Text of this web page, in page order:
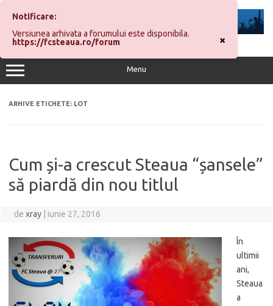
Sari
conținut
Menu
ARHIVE ETICHETE: LOT
Cum și-a crescut Steaua “șansele”
să piardă din nou titlul
de xray iunie 27, 2016
În
ultimii
ani,
Steaua
a
×
Notificare:
Versiunea arhivata a forumului este disponibila.
https://fcsteaua.ro/forum